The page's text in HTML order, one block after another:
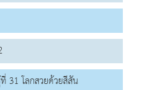
31 โลกสวยด้วยสีสัน